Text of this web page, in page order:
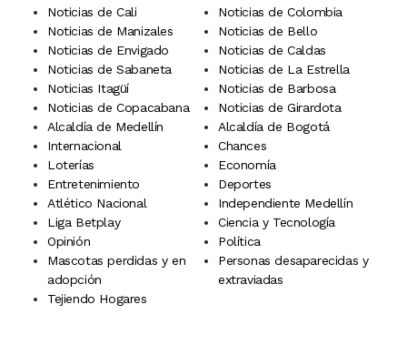
Noticias de Cali
Noticias de Colombia
Noticias de Manizales
Noticias de Bello
Noticias de Envigado
Noticias de Caldas
Noticias de Sabaneta
Noticias de La Estrella
Noticias Itagüí
Noticias de Barbosa
Noticias de Copacabana
Noticias de Girardota
Alcaldía de Medellín
Alcaldía de Bogotá
Internacional
Chances
Loterías
Economía
Entretenimiento
Deportes
Atlético Nacional
Independiente Medellín
Liga Betplay
Ciencia y Tecnología
Opinión
Política
Mascotas perdidas y en
adopción
Personas desaparecidas y
extraviadas
Tejiendo Hogares